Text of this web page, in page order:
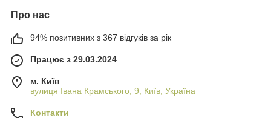
Про нас
94% позитивних з 367 відгуків за рік
Працює з 29.03.2024
м. Київ
вулиця Івана Крамського, 9, Київ, Україна
Контакти